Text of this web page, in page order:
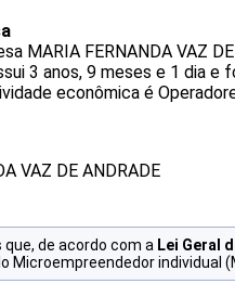
MARIA FERNANDA VAZ
3 anos, 9 meses e 1 dia
econômica é
VAZ DE ANDRADE
que, de acordo com a Lei Geral
Microempreendedor individual